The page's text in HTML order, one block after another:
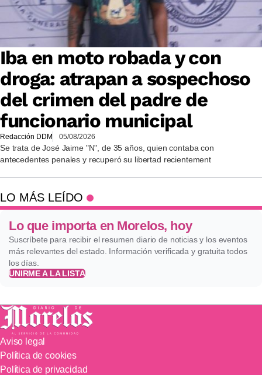
Iba en moto robada y con
droga: atrapan a sospechoso
del crimen del padre de
funcionario municipal
Redacción DDM 05/08/2026
Se trata de José Jaime "N", de 35 años, quien contaba con
antecedentes penales y recuperó su libertad recientement
LO MÁS LEÍDO
Lo que importa en Morelos, hoy
Suscríbete para recibir el resumen diario de noticias y los eventos
más relevantes del estado. Información verificada y gratuita todos
los días.
UNIRME A LA LISTA
Aviso legal
Política de cookies
Política de privacidad